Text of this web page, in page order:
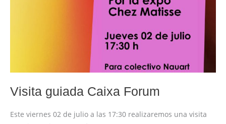
Visita guiada Caixa Forum
Este viernes 02 de julio a las 17:30 realizaremos una visita